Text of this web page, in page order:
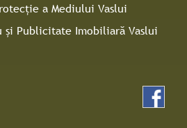
a Mediului Vaslui
și Publicitate Imobiliară Vaslui